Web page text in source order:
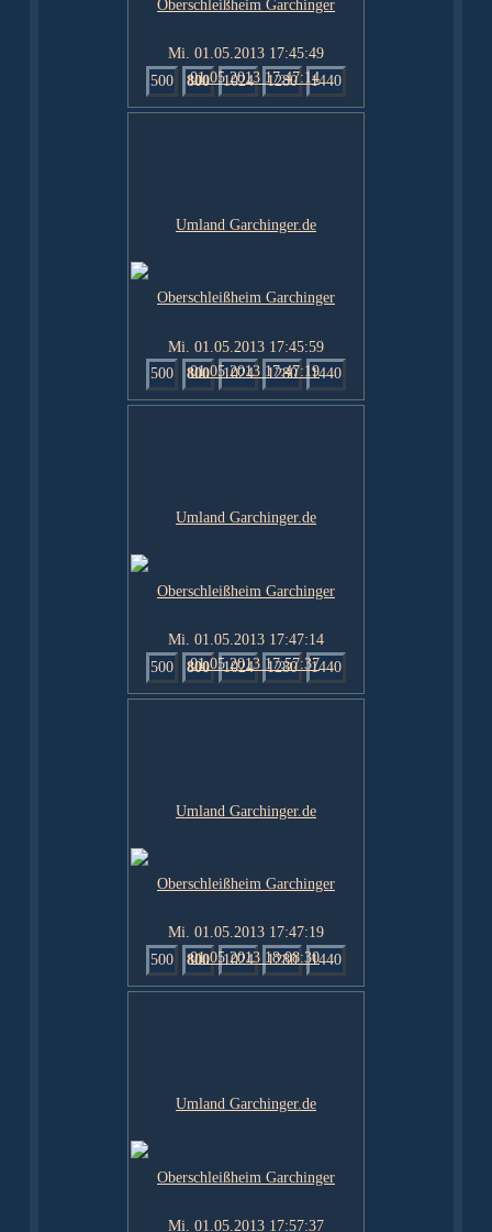
Mi. 01.05.2013 17:45:49
500
800 1024 1280 1440
Mi. 01.05.2013 17:45:59
500
800 1024 1280 1440
Mi. 01.05.2013 17:47:14
500
800 1024 1280 1440
Mi. 01.05.2013 17:47:19
500
800 1024 1280 1440
Mi. 01.05.2013 17:57:37